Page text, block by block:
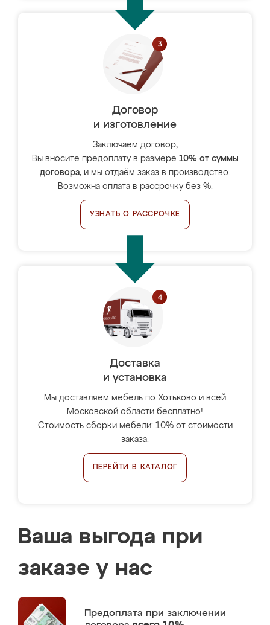
Договор
и изготовление
Заключаем договор,
Вы вносите предоплату в размере 10% от суммы
договора, и мы отдаём заказ в производство.
Возможна оплата в рассрочку без %.
УЗНАТЬ О РАССРОЧКЕ
Доставка
и установка
Мы доставляем мебель по Хотьково и всей
Московской области бесплатно!
Стоимость сборки мебели: 10% от стоимости
заказа.
ПЕРЕЙТИ В КАТАЛОГ
Ваша выгода при
заказе у нас
Предоплата при заключении